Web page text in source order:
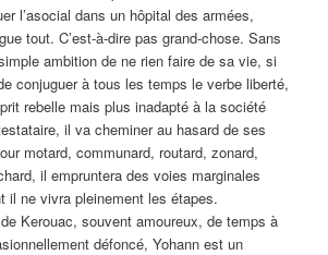
l’asocial dans un hôpital des armées,
tout. C’est-à-dire pas grand-chose. Sans
ambition de ne rien faire de sa vie, si
conjuguer à tous les temps le verbe liberté,
rebelle mais plus inadapté à la société
il va cheminer au hasard de ses
motard, communard, routard, zonard,
il empruntera des voies marginales
il ne vivra pleinement les étapes.
Kerouac, souvent amoureux, de temps à
défoncé, Yohann est un